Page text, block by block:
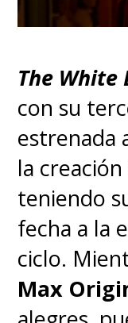
The White
con su
estrenada
la
teniendo
fecha a la
ciclo.
Max